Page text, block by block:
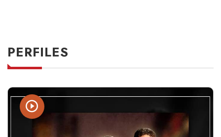
PERFILES